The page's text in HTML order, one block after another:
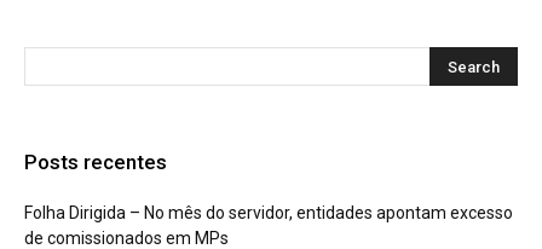
Posts recentes
Folha Dirigida – No mês do servidor, entidades apontam excesso
de comissionados em MPs